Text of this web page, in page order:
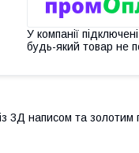
У компанії
будь-який товар не
3Д написом та золотим